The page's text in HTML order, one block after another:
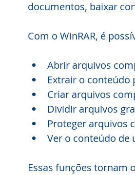
documentos, baixar
Com o WinRAR, é
Abrir arquivos
Extrair o conteúdo
Criar arquivos
Dividir arquivos
Proteger arquivos
Ver o conteúdo de
Essas funções tornam